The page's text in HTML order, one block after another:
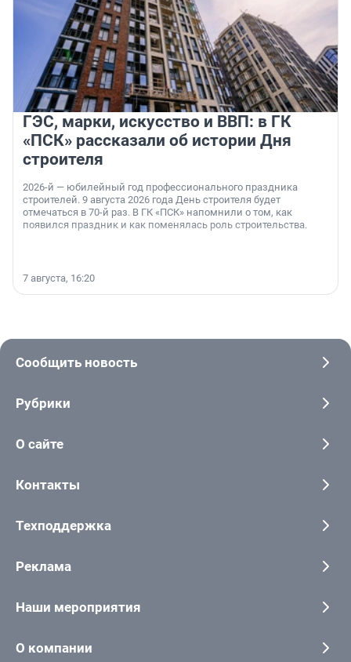
ГЭС, марки, искусство и ВВП: в ГК
«ПСК» рассказали об истории Дня
строителя
2026-й — юбилейный год профессионального праздника
строителей. 9 августа 2026 года День строителя будет
отмечаться в 70-й раз. В ГК «ПСК» напомнили о том, как
появился праздник и как поменялась роль строительства.
7 августа, 16:20
Сообщить новость
Рубрики
О сайте
Контакты
Техподдержка
Реклама
Наши мероприятия
О компании